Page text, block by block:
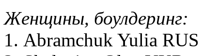
Женщины, боулдеринг:
1. Abramchuk Yulia RUS